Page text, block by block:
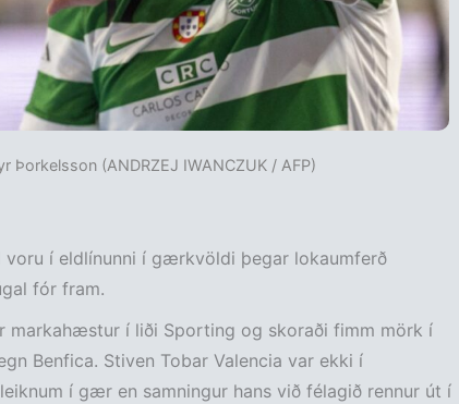
Þorkelsson (ANDRZEJ IWANCZUK / AFP)
voru í eldlínunni í gærkvöldi þegar lokaumferð
fór fram.
markahæstur í liði Sporting og skoraði fimm mörk í
Benfica. Stiven Tobar Valencia var ekki í
í gær en samningur hans við félagið rennur út í